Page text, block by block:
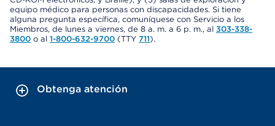
equipo médico para personas con discapacidades. Si tiene
alguna pregunta específica, comuníquese con Servicio a los
Miembros, de lunes a viernes, de 8 a. m. a 6 p. m., al 303-338-
3800 o al 1-800-632-9700 (TTY 711).
Obtenga atención